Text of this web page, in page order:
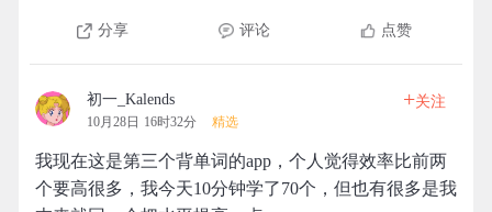
分享 评论 点赞
初一_Kalends
10月28日 16时32分 精选
+关注
我现在这是第三个背单词的app，个人觉得效率比前两
个要高很多，我今天10分钟学了70个，但也有很多是我